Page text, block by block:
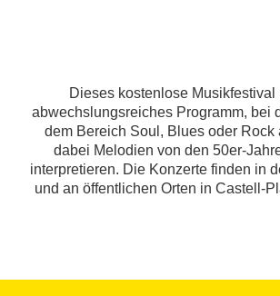
Dieses kostenlose Musikfestival
abwechslungsreiches Programm, bei
dem Bereich Soul, Blues oder Rock
dabei Melodien von den 50er-
interpretieren. Die Konzerte finden in
und an öffentlichen Orten in Castell-